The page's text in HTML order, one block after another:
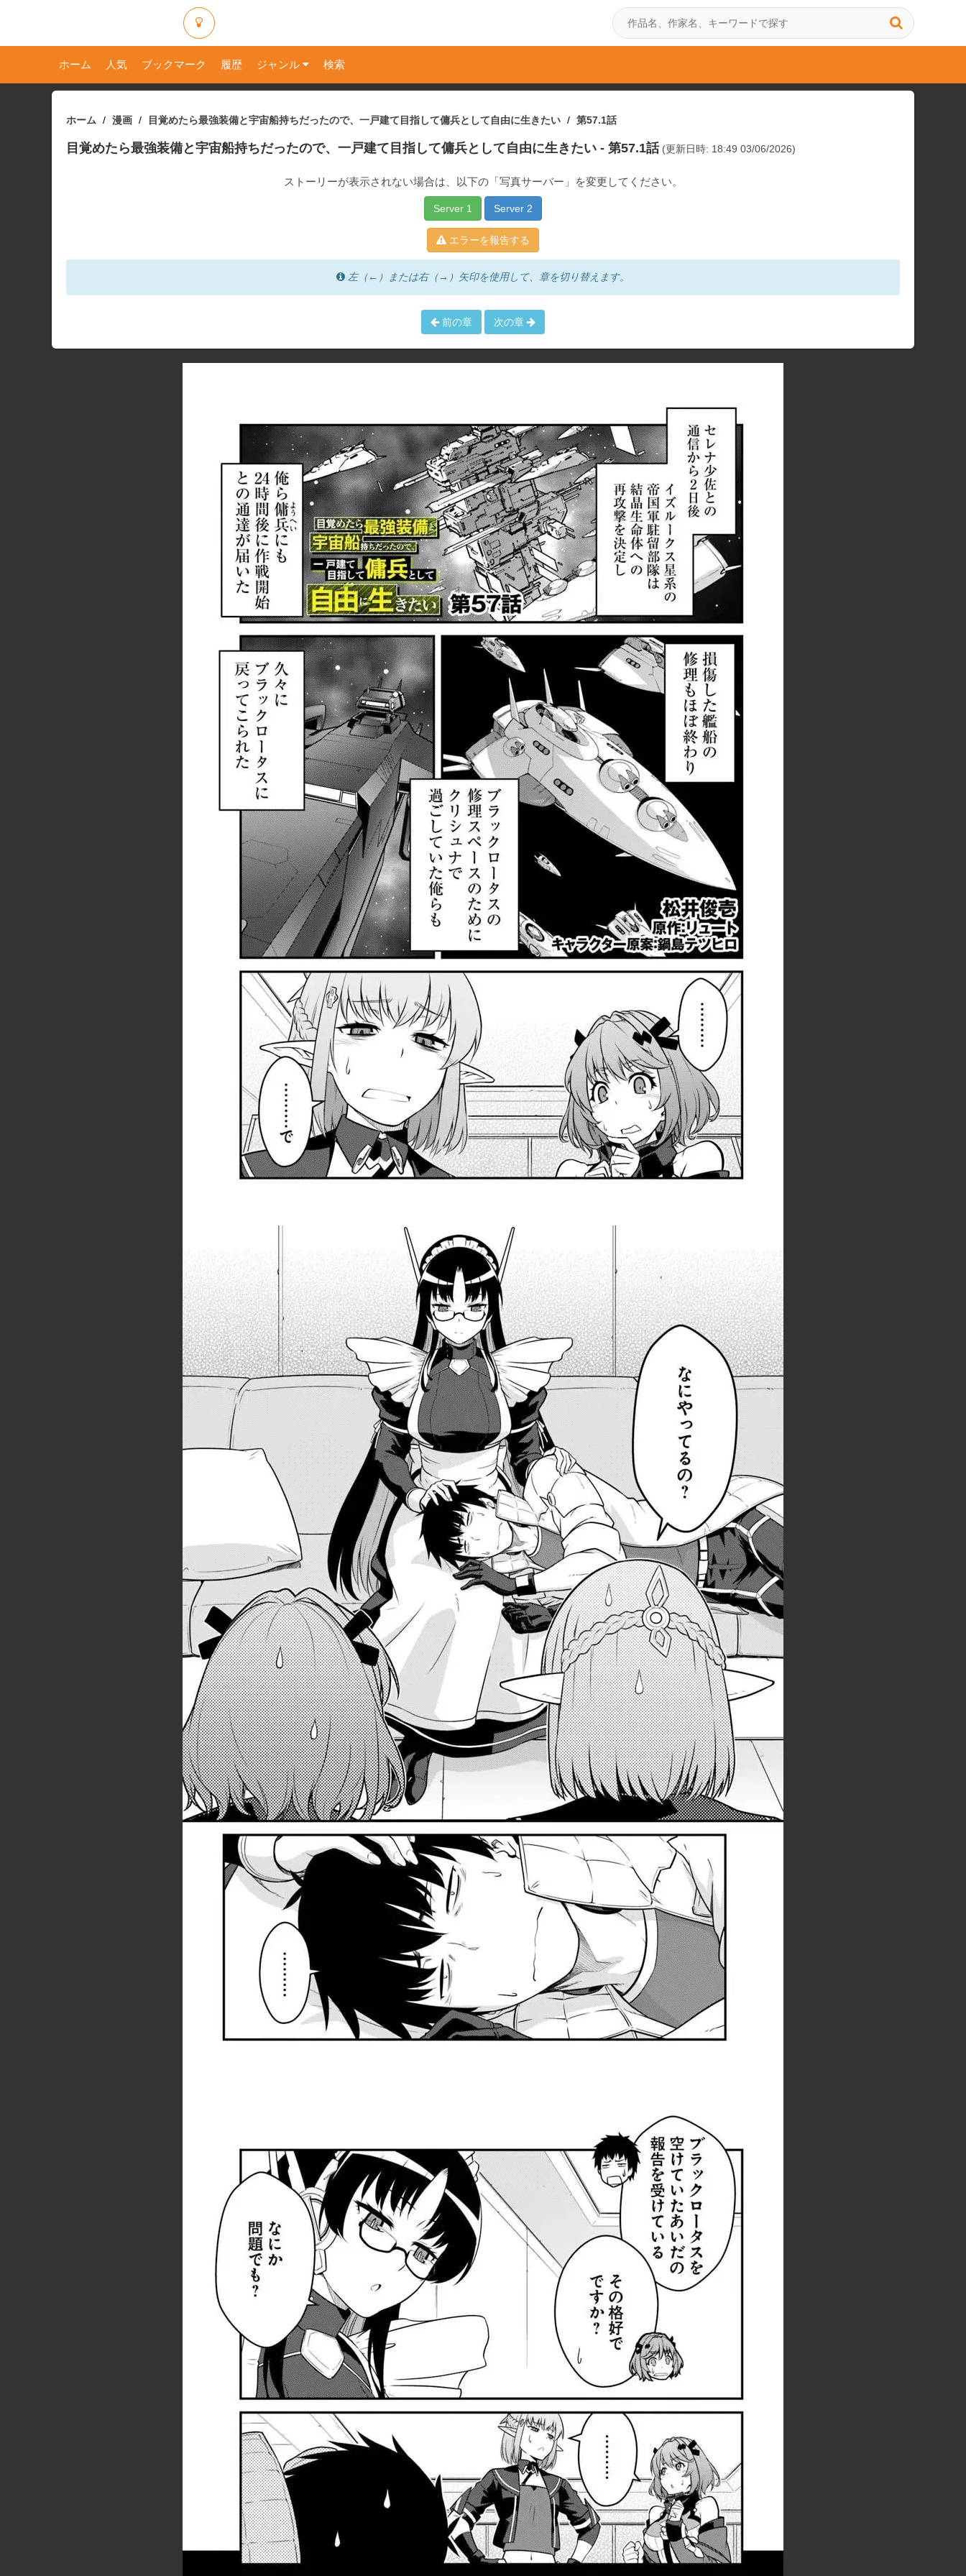
ホーム 人気 ブックマーク 履歴 ジャンル 検索
ホーム 漫画 目覚めたら最強装備と宇宙船持ちだったので、一戸建て目指して傭兵として自由に生きたい 第57.1話
目覚めたら最強装備と宇宙船持ちだったので、一戸建て目指して傭兵として自由に生きたい - 第57.1話 (更新日時: 18:49 03/06/2026)
ストーリーが表示されない場合は、以下の「写真サーバー」を変更してください。
Server 1 Server 2
エラーを報告する
左（←）または右（→）矢印を使用して、章を切り替えます。
前の章 次の章